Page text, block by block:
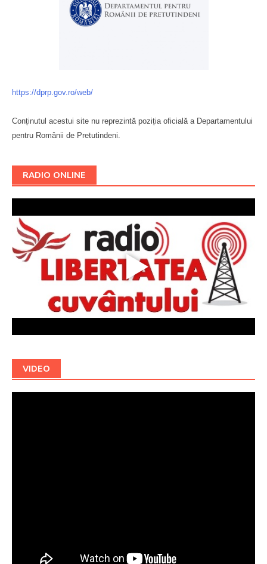
https://dprp.gov.ro/web/
Conținutul acestui site nu reprezintă poziția oficială a Departamentului
pentru Românii de Pretutindeni.
RADIO ONLINE
VIDEO